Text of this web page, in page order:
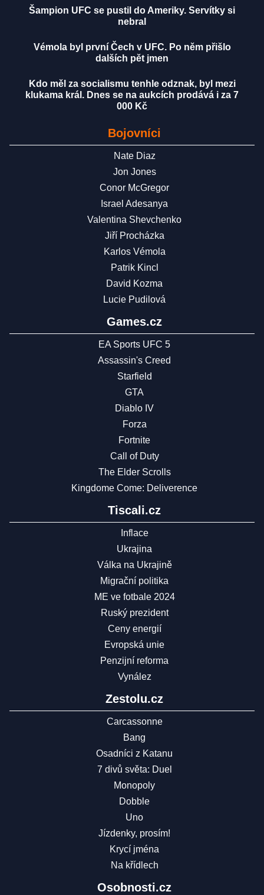
Šampion UFC se pustil do Ameriky. Servítky si
nebral
Vémola byl první Čech v UFC. Po něm přišlo
dalších pět jmen
Kdo měl za socialismu tenhle odznak, byl mezi
klukama král. Dnes se na aukcích prodává i za 7
000 Kč
Bojovníci
Nate Diaz
Jon Jones
Conor McGregor
Israel Adesanya
Valentina Shevchenko
Jiří Procházka
Karlos Vémola
Patrik Kincl
David Kozma
Lucie Pudilová
Games.cz
EA Sports UFC 5
Assassin's Creed
Starfield
GTA
Diablo IV
Forza
Fortnite
Call of Duty
The Elder Scrolls
Kingdome Come: Deliverence
Tiscali.cz
Inflace
Ukrajina
Válka na Ukrajině
Migrační politika
ME ve fotbale 2024
Ruský prezident
Ceny energií
Evropská unie
Penzijní reforma
Vynález
Zestolu.cz
Carcassonne
Bang
Osadníci z Katanu
7 divů světa: Duel
Monopoly
Dobble
Uno
Jízdenky, prosím!
Krycí jména
Na křídlech
Osobnosti.cz